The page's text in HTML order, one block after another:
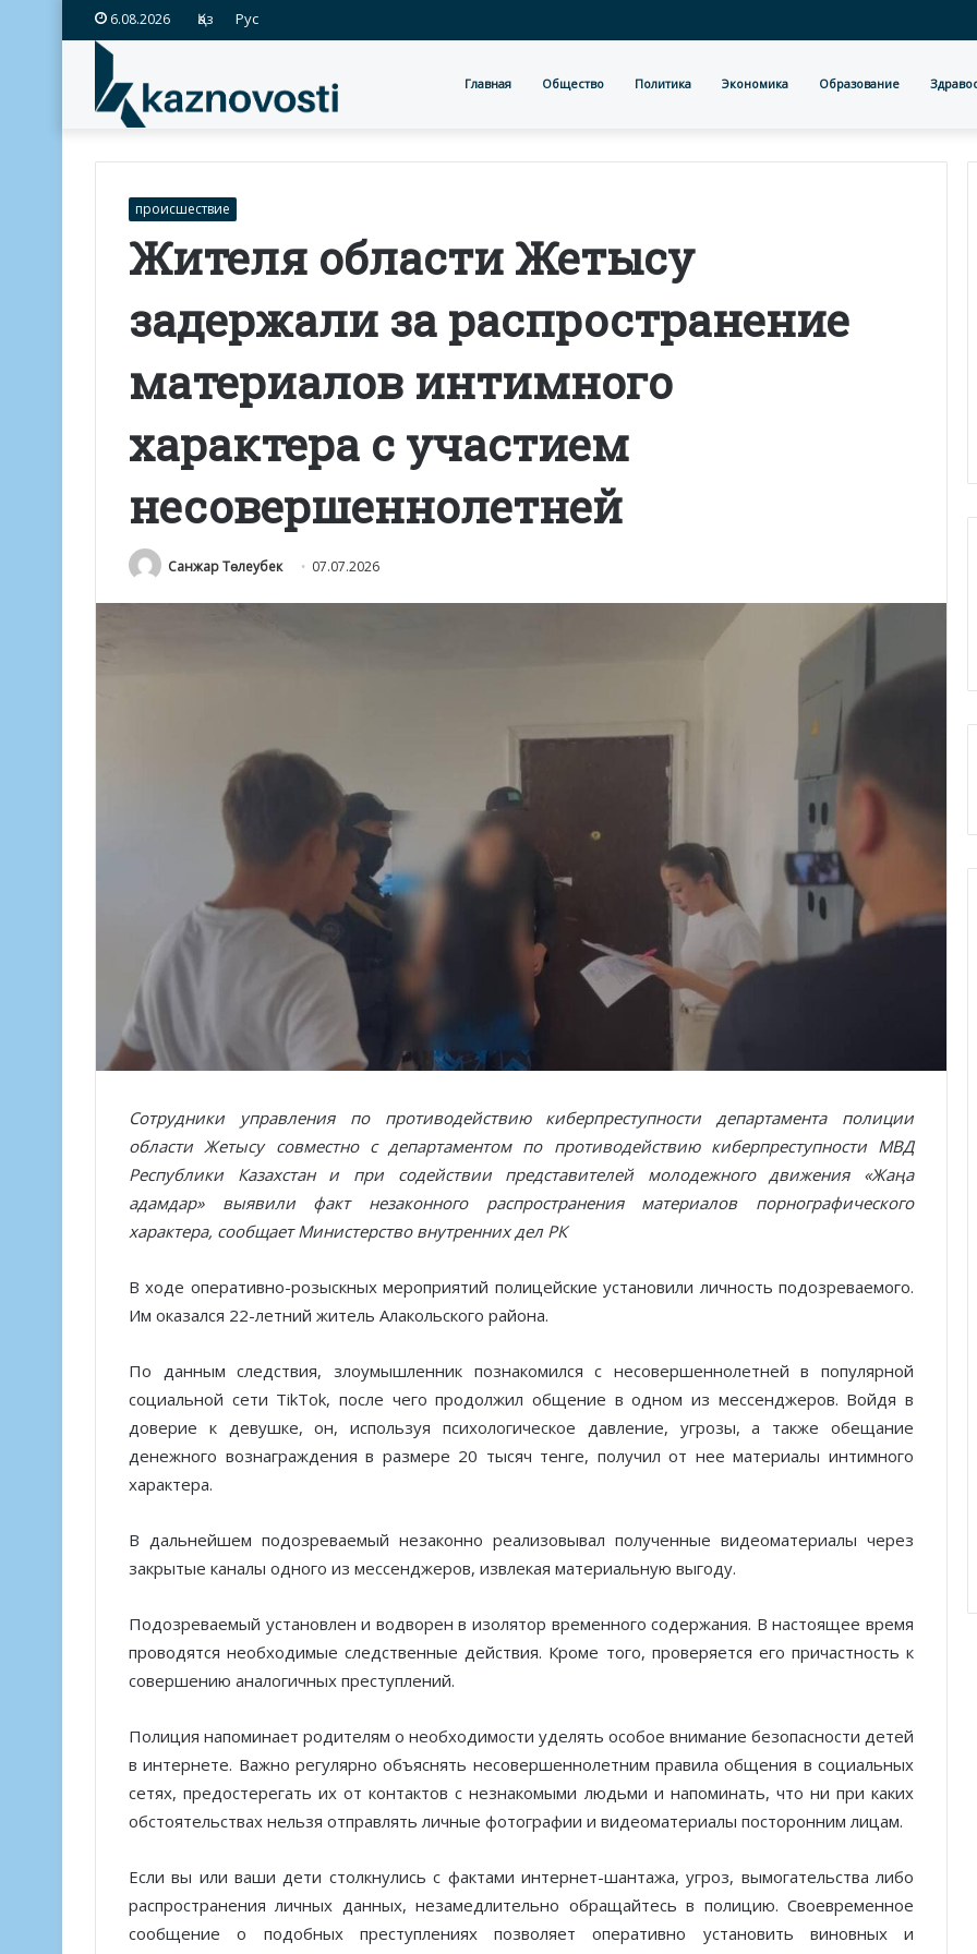
6.08.2026 Қаз Рус
Главная Общество Политика Экономика Образование
происшествие
Жителя области Жетысу
задержали за распространение
материалов интимного
характера с участием
несовершеннолетней
Санжар Төлеубек 07.07.2026
Сотрудники управления по противодействию киберпреступности департамента полиции
области Жетысу совместно с департаментом по противодействию киберпреступности МВД
Республики Казахстан и при содействии представителей молодежного движения «Жаңа
адамдар» выявили факт незаконного распространения материалов порнографического
характера, сообщает Министерство внутренних дел РК
В ходе оперативно-розыскных мероприятий полицейские установили личность подозреваемого.
Им оказался 22-летний житель Алакольского района.
По данным следствия, злоумышленник познакомился с несовершеннолетней в популярной
социальной сети TikTok, после чего продолжил общение в одном из мессенджеров. Войдя в
доверие к девушке, он, используя психологическое давление, угрозы, а также обещание
денежного вознаграждения в размере 20 тысяч тенге, получил от нее материалы интимного
характера.
В дальнейшем подозреваемый незаконно реализовывал полученные видеоматериалы через
закрытые каналы одного из мессенджеров, извлекая материальную выгоду.
Подозреваемый установлен и водворен в изолятор временного содержания. В настоящее время
проводятся необходимые следственные действия. Кроме того, проверяется его причастность к
совершению аналогичных преступлений.
Полиция напоминает родителям о необходимости уделять особое внимание безопасности детей
в интернете. Важно регулярно объяснять несовершеннолетним правила общения в социальных
сетях, предостерегать их от контактов с незнакомыми людьми и напоминать, что ни при каких
обстоятельствах нельзя отправлять личные фотографии и видеоматериалы посторонним лицам.
Если вы или ваши дети столкнулись с фактами интернет-шантажа, угроз, вымогательства либо
распространения личных данных, незамедлительно обращайтесь в полицию. Своевременное
сообщение о подобных преступлениях позволяет оперативно установить виновных и